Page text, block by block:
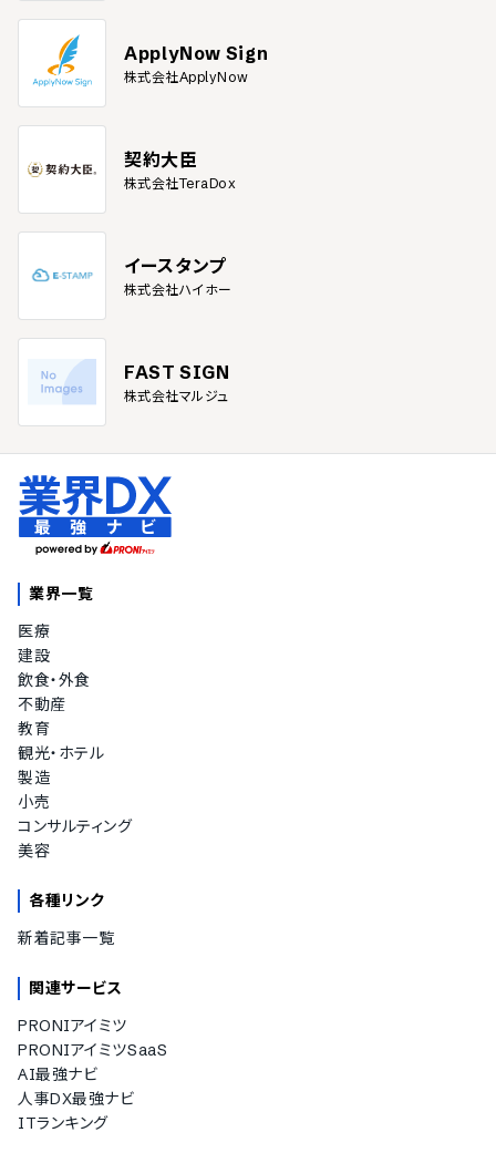
ApplyNow Sign
株式会社ApplyNow
契約大臣
株式会社TeraDox
イースタンプ
株式会社ハイホー
FAST SIGN
株式会社マルジュ
業界一覧
医療
建設
飲食・外食
不動産
教育
観光・ホテル
製造
小売
コンサルティング
美容
各種リンク
新着記事一覧
関連サービス
PRONIアイミツ
PRONIアイミツSaaS
AI最強ナビ
人事DX最強ナビ
ITランキング